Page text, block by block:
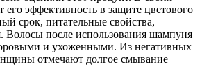
его эффективность в защите цветового
срок, питательные свойства,
Волосы после использования шампуня
и ухоженными. Из негативных
отмечают долгое смывание